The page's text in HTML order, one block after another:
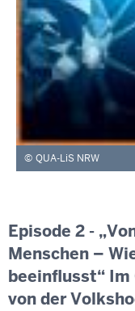
QUA-LiS NRW
Episode 2 -
Menschen –
beeinflusst“
von der